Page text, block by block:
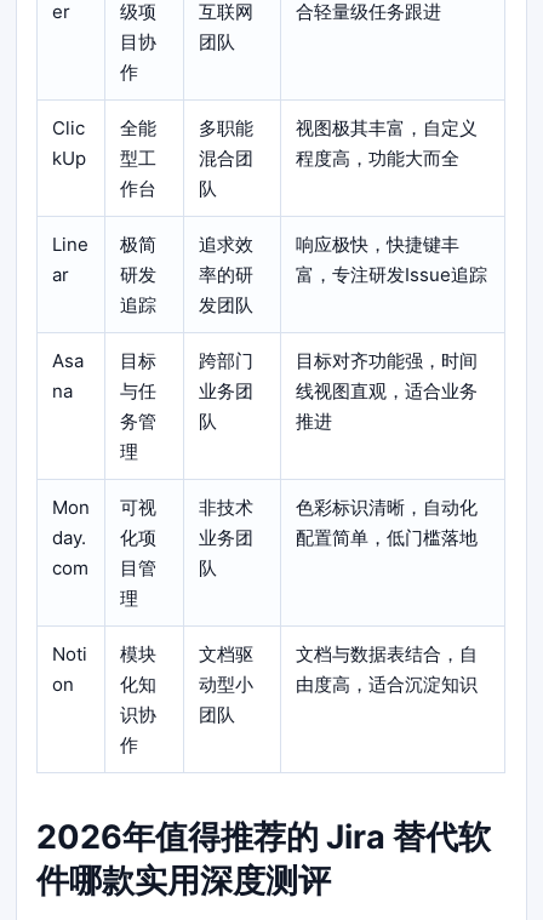
er
级项
目协
作
互联网
团队
合轻量级任务跟进
Clic
kUp
全能
型工
作台
多职能
混合团
队
视图极其丰富，自定义
程度高，功能大而全
Line
ar
极简
研发
追踪
追求效
率的研
发团队
响应极快，快捷键丰
富，专注研发Issue追踪
Asa
na
目标
与任
务管
理
跨部门
业务团
队
目标对齐功能强，时间
线视图直观，适合业务
推进
Mon
day.
com
可视
化项
目管
理
非技术
业务团
队
色彩标识清晰，自动化
配置简单，低门槛落地
Noti
on
模块
化知
识协
作
文档驱
动型小
团队
文档与数据表结合，自
由度高，适合沉淀知识
2026年值得推荐的 Jira 替代软
件哪款实用深度测评